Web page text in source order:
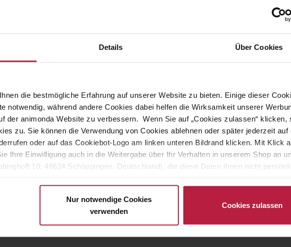
Details Über Cookies
die bestmögliche Erfahrung auf unserer Website zu bieten. Einige dieser
notwendig, während andere Cookies dabei helfen die Wirksamkeit unserer
der animonda Website zu verbessern. Wenn Sie auf „Cookies zulassen“ klicken,
zu. Sie können die Verwendung von Cookies ablehnen oder später jederzeit auf
oder auf das Cookiebot-Logo am linken unteren Bildrand klicken. Mit Klick
Ihre Einwilligung auch in die Weitergabe über Ihr Verhalten in unserem Shop an
10, 48624 Schöppingen, Deutschland), die diese Daten Ihnen nicht
Nur notwendige Cookies
verwenden
Cookies zulassen
BugBell Blue BonePower dry food.
of bones and joints
them vital!